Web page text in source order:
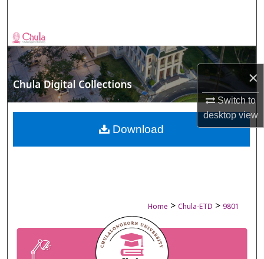
×
Switch to
desktopview
Browse Collections
My Account
About
Digital Commons Network™
Home > Chula-ETD > 9801
Download